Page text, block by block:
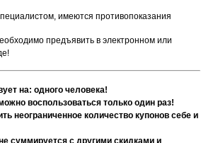
имеются противопоказания
предъявить в электронном или
на: одного человека!
воспользоваться только один раз!
неограниченное количество купонов себе и
суммируется с другими скидками и